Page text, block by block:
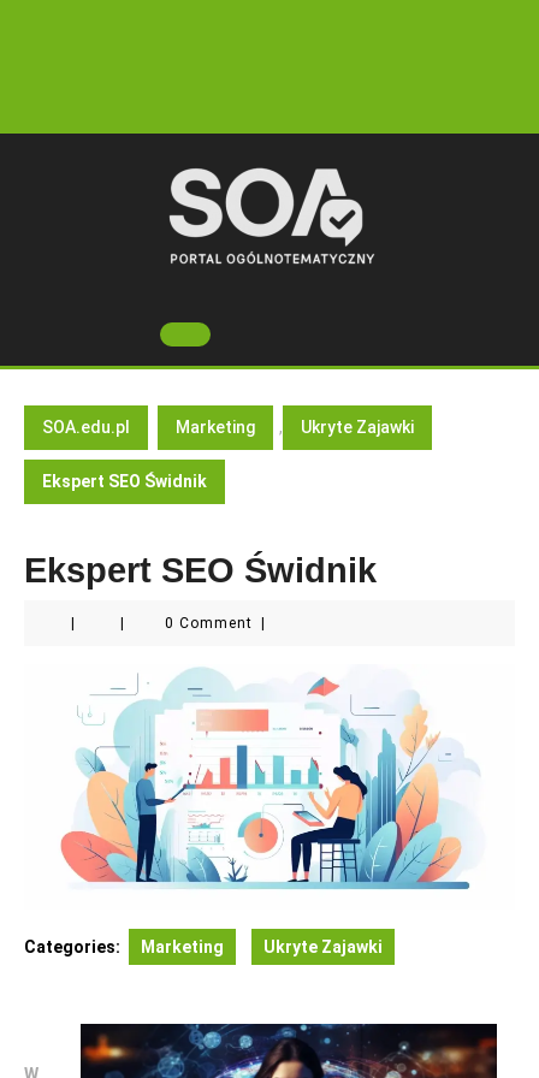
Open
Button
SOA.edu.pl Marketing , Ukryte Zajawki
Ekspert SEO Świdnik
Ekspert SEO Świdnik
0 Comment
Categories: Marketing Ukryte Zajawki